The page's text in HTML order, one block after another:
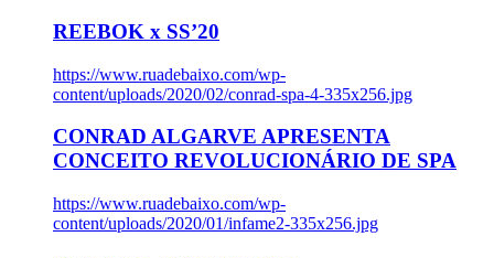
REEBOK x SS’20
https://www.ruadebaixo.com/wp-
content/uploads/2020/02/conrad-spa-4-335x256.jpg
CONRAD ALGARVE APRESENTA
CONCEITO REVOLUCIONÁRIO DE SPA
https://www.ruadebaixo.com/wp-
content/uploads/2020/01/infame2-335x256.jpg